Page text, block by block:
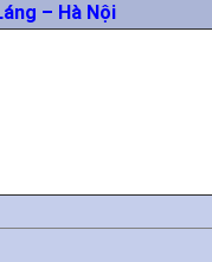
– Hà Nội